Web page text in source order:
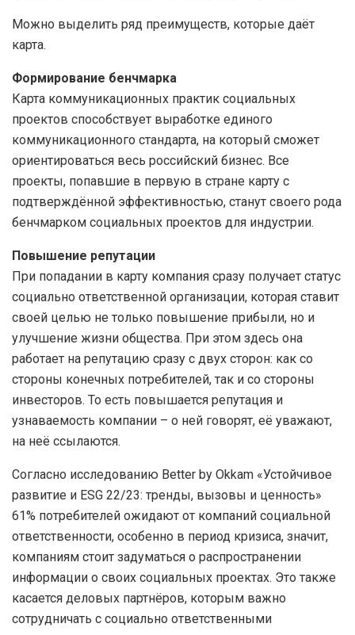
Можно выделить ряд преимуществ, которые даёт
карта.
Формирование бенчмарка
Карта коммуникационных практик социальных
проектов способствует выработке единого
коммуникационного стандарта, на который сможет
ориентироваться весь российский бизнес. Все
проекты, попавшие в первую в стране карту с
подтверждённой эффективностью, станут своего рода
бенчмарком социальных проектов для индустрии.
Повышение репутации
При попадании в карту компания сразу получает статус
социально ответственной организации, которая ставит
своей целью не только повышение прибыли, но и
улучшение жизни общества. При этом здесь она
работает на репутацию сразу с двух сторон: как со
стороны конечных потребителей, так и со стороны
инвесторов. То есть повышается репутация и
узнаваемость компании – о ней говорят, её уважают,
на неё ссылаются.
Согласно исследованию Better by Okkam «Устойчивое
развитие и ESG 22/23: тренды, вызовы и ценность»
61% потребителей ожидают от компаний социальной
ответственности, особенно в период кризиса, значит,
компаниям стоит задуматься о распространении
информации о своих социальных проектах. Это также
касается деловых партнёров, которым важно
сотрудничать с социально ответственными